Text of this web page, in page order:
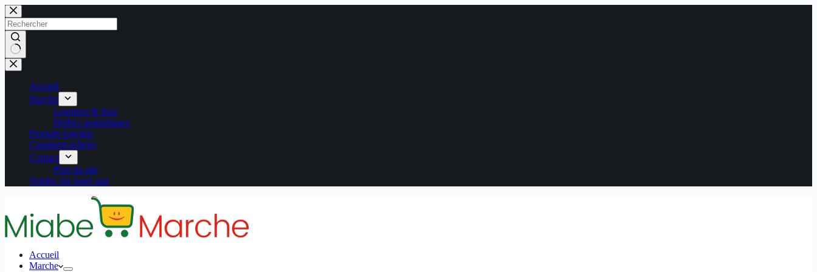
Passer
au
contenu
Aucun
résultat
Accueil
Marche
Legumes & frais
Herbes aromatiques
Produits togolais
Comment acheter
Contact
Plan du site
Vendre sur notre app
Accueil
Marche